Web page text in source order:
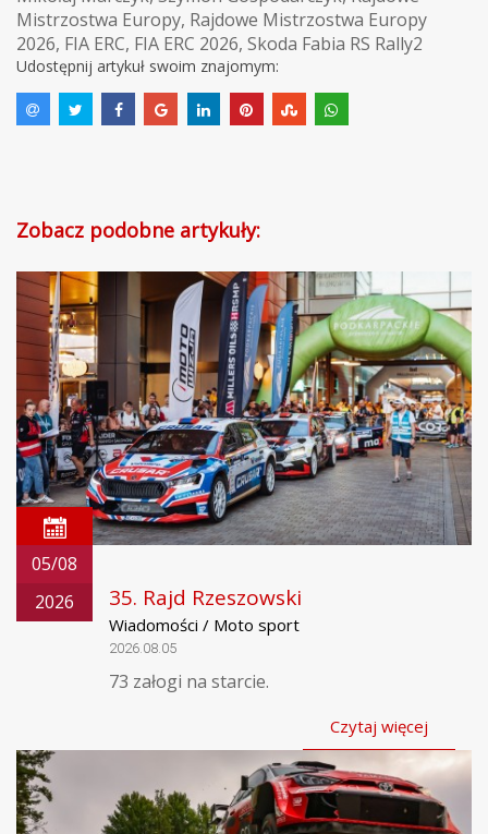
Mistrzostwa Europy, Rajdowe Mistrzostwa Europy
2026, FIA ERC, FIA ERC 2026, Skoda Fabia RS Rally2
Udostępnij artykuł swoim znajomym:
Zobacz podobne artykuły:
05/08
2026
35. Rajd Rzeszowski
Wiadomości / Moto sport
2026.08.05
73 załogi na starcie.
Czytaj więcej